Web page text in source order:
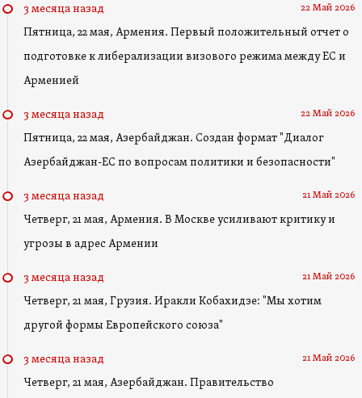
3 месяца назад 22 Май 2026
Пятница, 22 мая, Армения. Первый положительный отчет о
подготовке к либерализации визового режима между ЕС и
Арменией
3 месяца назад 22 Май 2026
Пятница, 22 мая, Азербайджан. Создан формат "Диалог
Азербайджан-ЕС по вопросам политики и безопасности"
3 месяца назад 21 Май 2026
Четверг, 21 мая, Армения. В Москве усиливают критику и
угрозы в адрес Армении
3 месяца назад 21 Май 2026
Четверг, 21 мая, Грузия. Иракли Кобахидзе: "Мы хотим
другой формы Европейского союза"
3 месяца назад 21 Май 2026
Четверг, 21 мая, Азербайджан. Правительство